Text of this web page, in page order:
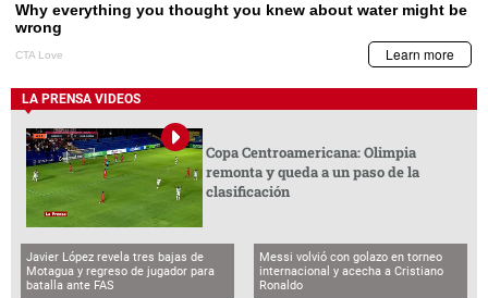
LA PRENSA VIDEOS
Copa Centroamericana: Olimpia
remonta y queda a un paso de la
clasificación
Javier López revela tres bajas de
Motagua y regreso de jugador para
batalla ante FAS
Messi volvió con golazo en torneo
internacional y acecha a Cristiano
Ronaldo